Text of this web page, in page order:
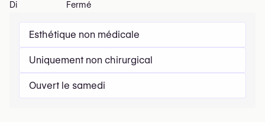
Esthétique non médicale
Uniquement non chirurgical
Ouvert le samedi
Di
Fermé